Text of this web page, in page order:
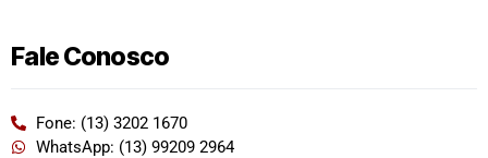
Fale Conosco
Fone: (13) 3202 1670
WhatsApp: (13) 99209 2964